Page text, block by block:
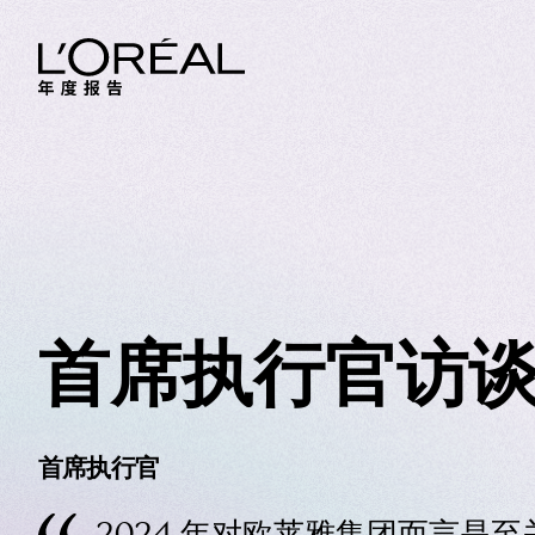
首席执行官访
首席执行官